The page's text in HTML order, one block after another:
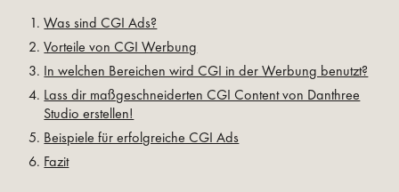
Was sind CGI Ads?
Vorteile von CGI Werbung
In welchen Bereichen wird CGI in der Werbung benutzt?
Lass dir maßgeschneiderten CGI Content von Danthree
Studio erstellen!
Beispiele für erfolgreiche CGI Ads
Fazit